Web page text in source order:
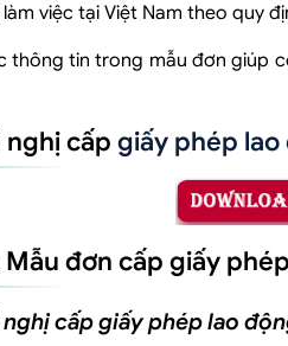
việc tại Việt Nam theo quy
thông tin trong mẫu đơn
nghị cấp giấy phép lao
đơn cấp giấy
cấp giấy phép lao